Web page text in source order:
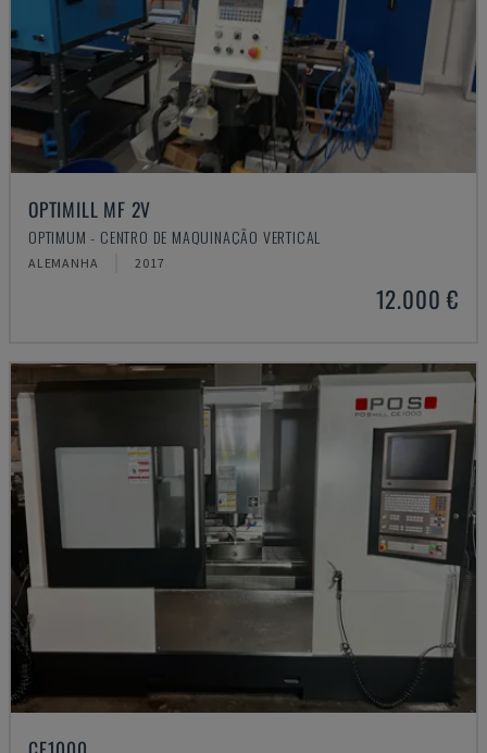
OPTIMILL MF 2V
OPTIMUM - CENTRO DE MAQUINAÇÃO VERTICAL
ALEMANHA 2017
12.000 €